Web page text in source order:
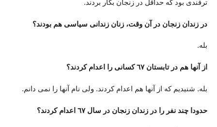
ترفندی بود که حداقل در زنجان بکار بردند.
در زندان زنجان در آن وقت، زنان زندانی سیاسی هم بودند؟
بله.
از آنها هم در تابستان ٦٧ کسانی را اعدام کردند؟
بله. شنیدیم که از آنها هم اعدام کردند. ولی نام آنها را نمی دانم.
حدودا چند نفر را در زندان زنجان در سال ٦٧ اعدام کردند؟